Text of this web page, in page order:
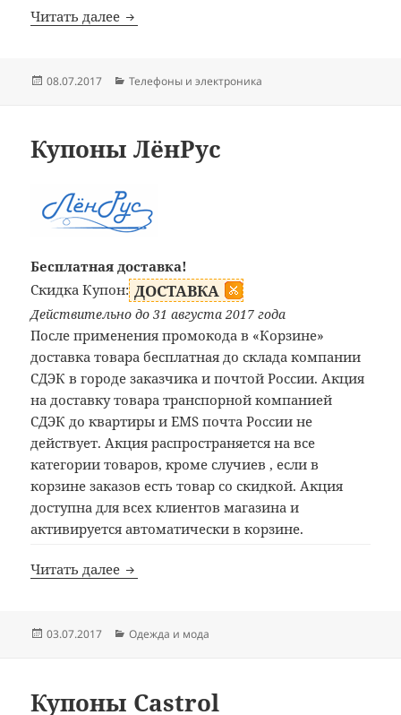
Читать далее Купоны Yota
Опубликовано
08.07.2017 Рубрики
Телефоны и электроника
Купоны ЛёнРус
Бесплатная доставка!
Скидка Купон: ДОСТАВКА
Действительно до 31 августа 2017 года
После применения промокода в «Корзине»
доставка товара бесплатная до склада компании
СДЭК в городе заказчика и почтой России. Акция
на доставку товара транспорной компанией
СДЭК до квартиры и EMS почта России не
действует. Акция распространяется на все
категории товаров, кроме случиев , если в
корзине заказов есть товар со скидкой. Акция
доступна для всех клиентов магазина и
активируется автоматически в корзине.
Читать далее Купоны ЛёнРус
Опубликовано
03.07.2017 Рубрики
Одежда и мода
Купоны Castrol